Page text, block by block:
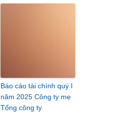
Báo cáo tài chính quý I
năm 2025 Công ty mẹ
Tổng công ty